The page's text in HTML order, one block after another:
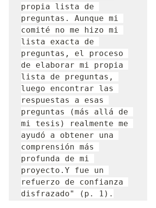
propia lista de
preguntas. Aunque mi
comité no me hizo mi
lista exacta de
preguntas, el proceso
de elaborar mi propia
lista de preguntas,
luego encontrar las
respuestas a esas
preguntas (más allá de
mi tesis) realmente me
ayudó a obtener una
comprensión más
profunda de mi
proyecto.Y fue un
refuerzo de confianza
disfrazado" (p. 1).